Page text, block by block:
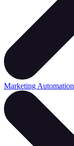
Marketing Automation